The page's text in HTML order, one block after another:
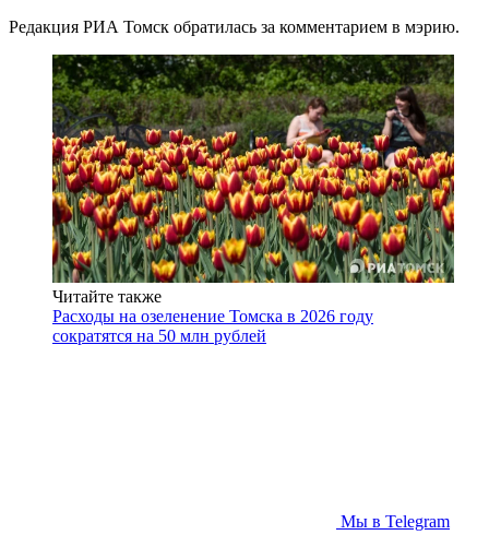
Редакция РИА Томск обратилась за комментарием в мэрию.
Читайте также
Расходы на озеленение Томска в 2026 году
сократятся на 50 млн рублей
Мы в Telegram